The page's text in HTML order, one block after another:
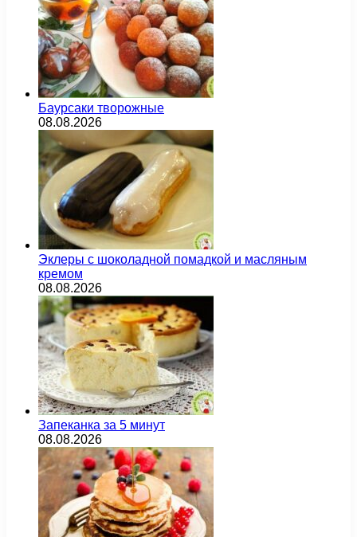
Баурсаки творожные
08.08.2026
Эклеры с шоколадной помадкой и масляным
кремом
08.08.2026
Запеканка за 5 минут
08.08.2026